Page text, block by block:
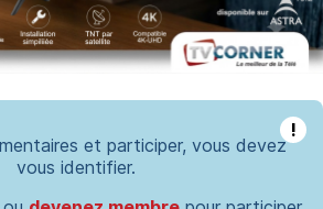
!
et participer, vous devez
vous identifier.